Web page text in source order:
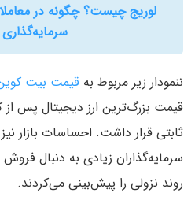
ننمودار زیر مربوط به قیمت بیت
قیمت بزرگ‌ترین ارز دیجیتال پس
ثابتی قرار داشت. احساسات بازار
سرمایه‌گذاران زیادی به دنبال
روند نزولی را پیش‌بینی می‌کردند.